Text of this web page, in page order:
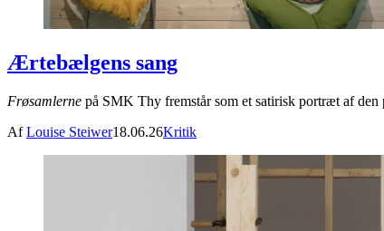
Ærtebælgens sang
Frøsamlerne på SMK Thy fremstår som et satirisk portræt af
AfLouise Steiwer18.06.26Kritik